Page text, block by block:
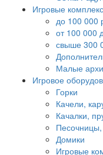
Игровые
до 100 000
от 100 000
свыше 300
Малые
Игровое
Горки
Качели,
Качалки,
Домики
Игровые